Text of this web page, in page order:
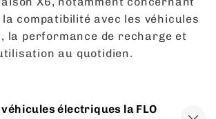
compatibilité avec les véhicules
la performance de recharge et
au quotidien.
électriques la FLO